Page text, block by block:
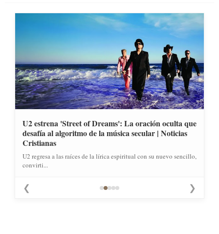
U2 estrena 'Street of Dreams': La oración oculta que
desafía al algoritmo de la música secular | Noticias
Cristianas
U2 regresa a las raíces de la lírica espiritual con su nuevo sencillo,
convirti...
❮ ❯